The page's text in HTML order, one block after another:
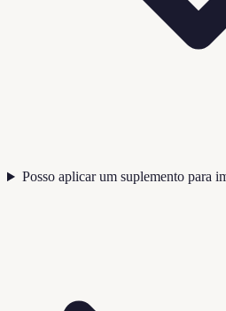
Posso aplicar um suplemento para